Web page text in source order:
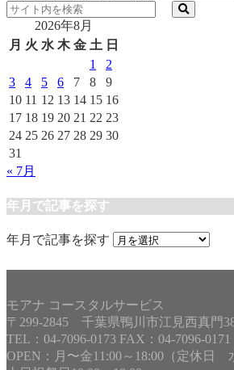
2026年8月
月 火 水 木 金 土 日
1
2
3
4 5 6 7 8
9
10 11 12 13 14 15 16
17 18 19 20 21 22 23
24 25 26 27 28 29 30
31
« 7月
年月で記事を探す
年月で記事を探す
モアナ コースタルサービス
〒299-2845 千葉県鴨川市江見西真門
TEL：04-7096-0173 FAX：04-7096-0171
OPEN：月〜金11:00～18:00（定休日